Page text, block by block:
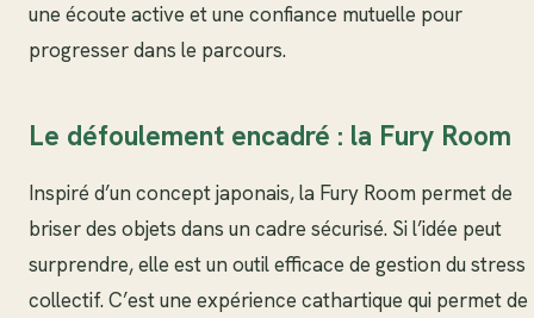
une écoute active et une confiance mutuelle pour
progresser dans le parcours.
Le défoulement encadré : la Fury Room
Inspiré d’un concept japonais, la Fury Room permet de
briser des objets dans un cadre sécurisé. Si l’idée peut
surprendre, elle est un outil efficace de gestion du stress
collectif. C’est une expérience cathartique qui permet de